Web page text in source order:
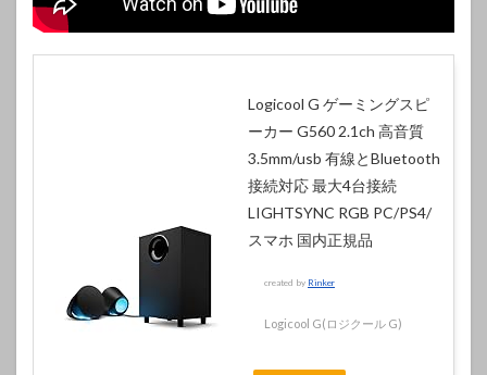
Logicool G ゲーミングスピ
ーカー G560 2.1ch 高音質
3.5mm/usb 有線とBluetooth
接続対応 最大4台接続
LIGHTSYNC RGB PC/PS4/
スマホ 国内正規品
created by Rinker
Logicool G(ロジクール G)